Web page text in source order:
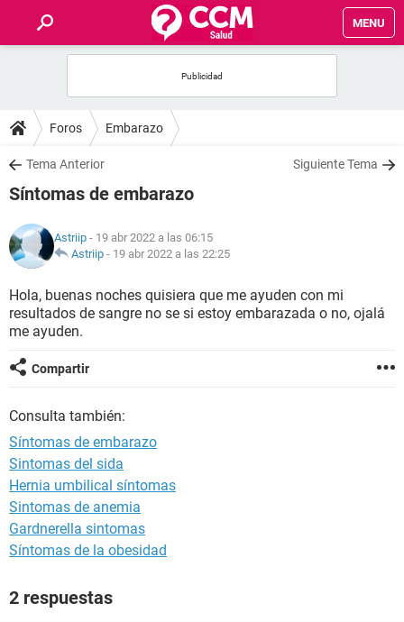
MENU
FOROS
SALUD
NUTRICIÓN
BIENESTAR
Foros Embarazo
Tema Anterior Siguiente Tema
Síntomas de embarazo
Astriip - 19 abr 2022 a las 06:15
Astriip - 19 abr 2022 a las 22:25
Hola, buenas noches quisiera que me ayuden con mi
resultados de sangre no se si estoy embarazada o no, ojalá
me ayuden.
Compartir
Consulta también:
Síntomas de embarazo
Sintomas del sida
Hernia umbilical síntomas
Sintomas de anemia
Gardnerella sintomas
Síntomas de la obesidad
2 respuestas